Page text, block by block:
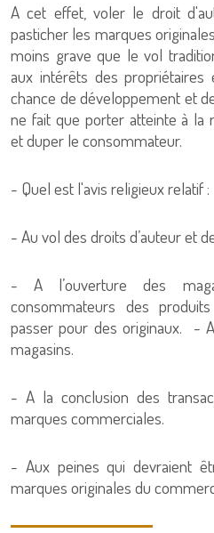
A cet effet, voler le droit
pasticher les marques
moins grave que le vol
aux intérêts des
chance de développement et
ne fait que porter atteinte à la
et duper le consommateur.
- Quel est l'avis religieux relatif :
- Au vol des droits d’auteur et
- A l’ouverture des
consommateurs des
passer pour des originaux. -
magasins.
- A la conclusion des
marques commerciales.
- Aux peines qui devraient
marques originales du